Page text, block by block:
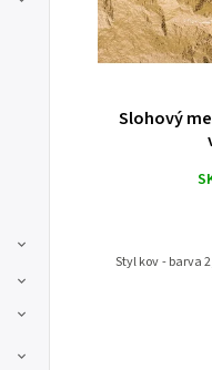
Slohový
Styl kov - barva